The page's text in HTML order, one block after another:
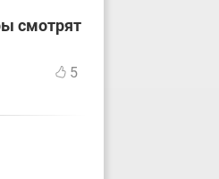
смотрят
5